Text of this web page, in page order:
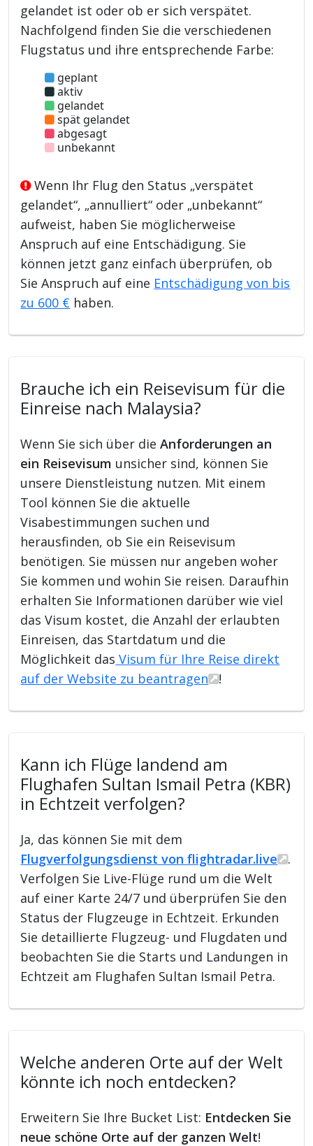
gelandet ist oder ob er sich verspätet.
Nachfolgend finden Sie die verschiedenen
Flugstatus und ihre entsprechende Farbe:
geplant
aktiv
gelandet
spät gelandet
abgesagt
unbekannt
Wenn Ihr Flug den Status „verspätet
gelandet“, „annulliert“ oder „unbekannt“
aufweist, haben Sie möglicherweise
Anspruch auf eine Entschädigung. Sie
können jetzt ganz einfach überprüfen, ob
Sie Anspruch auf eine Entschädigung von bis
zu 600 € haben.
Brauche ich ein Reisevisum für die
Einreise nach Malaysia?
Wenn Sie sich über dieAnforderungen an
ein Reisevisum unsicher sind, können Sie
unsere Dienstleistung nutzen. Mit einem
Tool können Sie die aktuelle
Visabestimmungen suchen und
herausfinden, ob Sie ein Reisevisum
benötigen. Sie müssen nur angeben woher
Sie kommen und wohin Sie reisen. Daraufhin
erhalten Sie Informationen darüber wie viel
das Visum kostet, die Anzahl der erlaubten
Einreisen, das Startdatum und die
Möglichkeit das Visum für Ihre Reise direkt
auf der Website zu beantragen
!
Kann ich Flüge landend am
Flughafen Sultan Ismail Petra (KBR)
in Echtzeit verfolgen?
Ja, das können Sie mit dem
Flugverfolgungsdienst von flightradar.live
.
Verfolgen Sie Live-Flüge rund um die Welt
auf einer Karte 24/7 und überprüfen Sie den
Status der Flugzeuge in Echtzeit. Erkunden
Sie detaillierte Flugzeug- und Flugdaten und
beobachten Sie die Starts und Landungen in
Echtzeit am Flughafen Sultan Ismail Petra.
Welche anderen Orte auf der Welt
könnte ich noch entdecken?
Erweitern Sie Ihre Bucket List: Entdecken Sie
neue schöne Orte auf der ganzen Welt!